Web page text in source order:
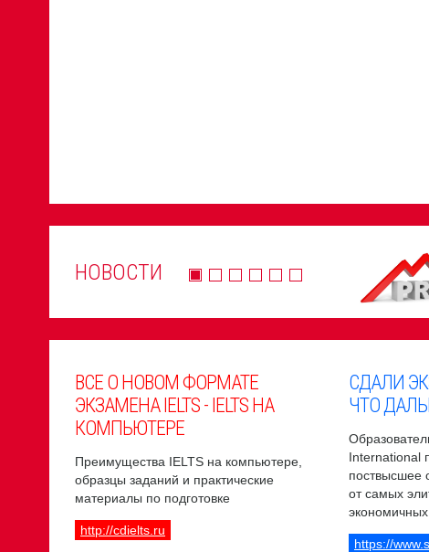
НОВОСТИ
ВСЕ О НОВОМ ФОРМАТЕ
ЭКЗАМЕНА IELTS - IELTS НА
КОМПЬЮТЕРЕ
Преимущества IELTS на компьютере,
образцы заданий и практические
материалы по подготовке
http://cdielts.ru
СДАЛИ
ЧТО
International
поствысшее
от самых
https://